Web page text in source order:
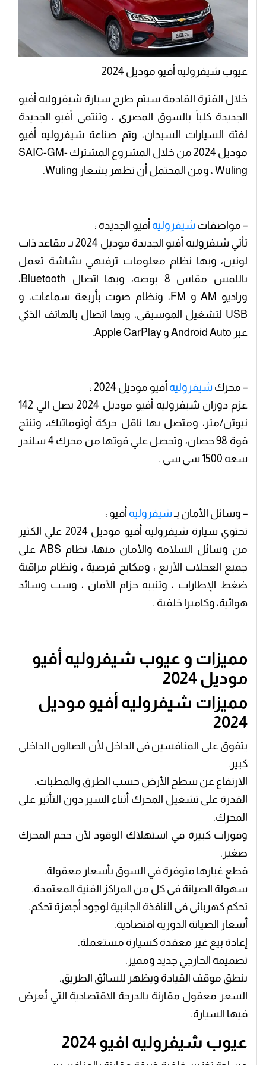
عيوب شيفروليه أفيو موديل 2024
خلال الفترة القادمة سيتم طرح سيارة شيفروليه أفيو
الجديدة كلياً بالسوق المصري ، وتنتمي أفيو الجديدة
لفئة السيارات السيدان، وتم صناعة شيفروليه أفيو
موديل 2024 من خلال المشروع المشترك SAIC-GM-
Wuling ، ومن المحتمل أن تظهر بشعار Wuling.
– مواصفات شيفروليه أفيو الجديدة :
تأتي شيفروليه أفيو الجديدة موديل 2024 بـ مقاعد ذات
لونين، وبها نظام معلومات ترفيهي بشاشة تعمل
باللمس مقاس 8 بوصه، وبها اتصال Bluetooth،
وراديو AM و FM، ونظام صوت بأربعة سماعات، و
USB لتشغيل الموسيقى، وبها اتصال بالهاتف الذكي
عبر Android Auto و Apple CarPlay.
– محرك شيفروليه أفيو موديل 2024 :
عزم دوران شيفروليه أفيو موديل 2024 يصل الي 142
نيوتن/متر، ومتصل بها ناقل حركة أوتوماتيك، وتنتج
قوة 98 حصان، وتحصل علي قوتها من محرك 4 سلندر
سعه 1500 سي سي .
– وسائل الأمان بـ شيفروليه أفيو :
تحتوي سيارة شيفروليه أفيو موديل 2024 علي الكثير
من وسائل السلامة والأمان منها، نظام ABS على
جميع العجلات الأربع ، ومكابح قرصية ، ونظام مراقبة
ضغط الإطارات ، وتنبيه حزام الأمان ، وست وسائد
هوائية، وكاميرا خلفية .
مميزات و عيوب شيفروليه أفيو
موديل 2024
مميزات شيفروليه أفيو موديل
2024
يتفوق على المنافسين في الداخل لأن الصالون الداخلي
كبير.
الارتفاع عن سطح الأرض حسب الطرق والمطبات.
القدرة على تشغيل المحرك أثناء السير دون التأثير على
المحرك.
وفورات كبيرة في استهلاك الوقود لأن حجم المحرك
صغير.
قطع غيارها متوفرة في السوق بأسعار معقولة.
سهولة الصيانة في كل من المراكز الفنية المعتمدة.
تحكم كهربائي في النافذة الجانبية لوجود أجهزة تحكم.
أسعار الصيانة الدورية اقتصادية.
إعادة بيع غير معقدة كسيارة مستعملة.
تصميمه الخارجي جديد ومميز.
ينطق موقف القيادة ويظهر للسائق الطريق.
السعر معقول مقارنة بالدرجة الاقتصادية التي تُعرض
فيها السيارة.
عيوب شيفروليه افيو 2024